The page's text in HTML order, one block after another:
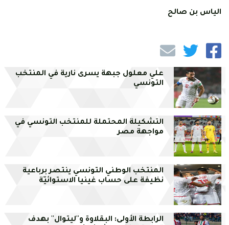
الياس بن صالح
علي معلول جبهة يسرى نارية في المنتخب
التونسي
التشكيلة المحتملة للمنتخب التونسي في
مواجهة مصر
المنتخب الوطني التونسي ينتصر برباعية
نظيفة على حساب غينيا الاستوائيّة
الرابطة الأولى: البقلاوة و''ليتوال'' بهدف